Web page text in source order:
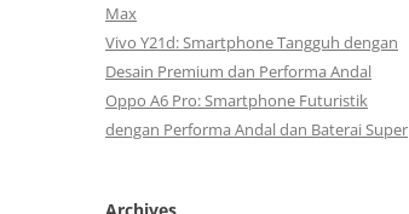
Max
Vivo Y21d: Smartphone Tangguh dengan
Desain Premium dan Performa Andal
Oppo A6 Pro: Smartphone Futuristik
dengan Performa Andal dan Baterai Super